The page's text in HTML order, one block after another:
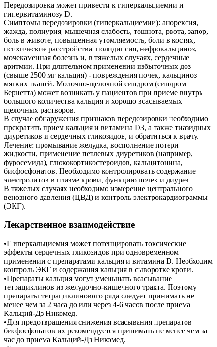
Передозировка может привести к гиперкальциемии и
гипервитаминозу D.
Симптомы передозировки (гиперкальциемии): анорексия,
жажда, полиурия, мышечная слабость, тошнота, рвота, запор,
боль в животе, повышенная утомляемость, боли в костях,
психические расстройства, полидипсия, нефрокальциноз,
мочекаменная болезнь и, в тяжелых случаях, сердечные
аритмии. При длительном применении избыточных доз
(свыше 2500 мг кальция) - повреждения почек, кальциноз
мягких тканей. Молочно-щелочной синдром (синдром
Бернетта) может возникать у пациентов при приеме внутрь
большого количества кальция и хорошо всасываемых
щелочных растворов.
В случае обнаружения признаков передозировки необходимо
прекратить прием кальция и витамина D3, а также тиазидных
диуретиков и сердечных гликозидов, и обратиться к врачу.
Лечение: промывание желудка, восполнение потери
жидкости, применение петлевых диуретиков (например,
фуросемида), глюкокортикостероидов, кальцитонина,
бисфосфонатов. Необходимо контролировать содержание
электролитов в плазме крови, функцию почек и диурез.
В тяжелых случаях необходимо измерение центрального
венозного давления (ЦВД) и контроль электрокардиограммы
(ЭКГ).
Лекарственное взаимодействие
•Г иперкальциемия может потенцировать токсические
эффекты сердечных гликозидов при одновременном
применении с препаратами кальция и витамина D. Необходим
контроль ЭКГ и содержания кальция в сыворотке крови.
•Препараты кальция могут уменьшать всасывание
тетрациклинов из желудочно-кишечного тракта. Поэтому
препараты тетрациклинового ряда следует принимать не
менее чем за 2 часа до или через 4-6 часов после приема
Кальций-Дз Никомед.
•Для предотвращения снижения всасывания препаратов
бисфосфонатов их рекомендуется принимать не менее чем за
час до приема Кальций-Дз Никомед.